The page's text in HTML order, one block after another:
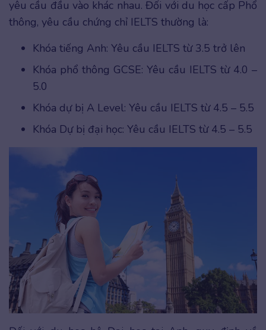
yêu cầu đầu vào khác nhau. Đối với du học cấp Phổ
thông, yêu cầu chứng chỉ IELTS thường là:
Khóa tiếng Anh: Yêu cầu IELTS từ 3.5 trở lên
Khóa phổ thông GCSE: Yêu cầu IELTS từ 4.0 –
5.0
Khóa dự bị A Level: Yêu cầu IELTS từ 4.5 – 5.5
Khóa Dự bị đại học: Yêu cầu IELTS từ 4.5 – 5.5